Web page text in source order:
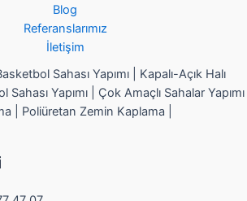
Blog
Referanslarımız
İletişim
Sahası Yapımı | Kapalı-Açık Halı
Sahası Yapımı | Çok Amaçlı Sahalar Yapımı
| Poliüretan Zemin Kaplama |